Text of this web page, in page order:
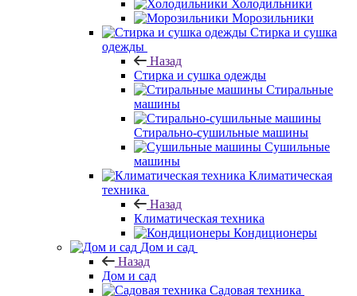
Холодильники
Морозильники
Стирка и сушка
одежды
Назад
Стирка и сушка одежды
Стиральные
машины
Стирально-сушильные машины
Сушильные
машины
Климатическая
техника
Назад
Климатическая техника
Кондиционеры
Дом и сад
Назад
Дом и сад
Садовая техника